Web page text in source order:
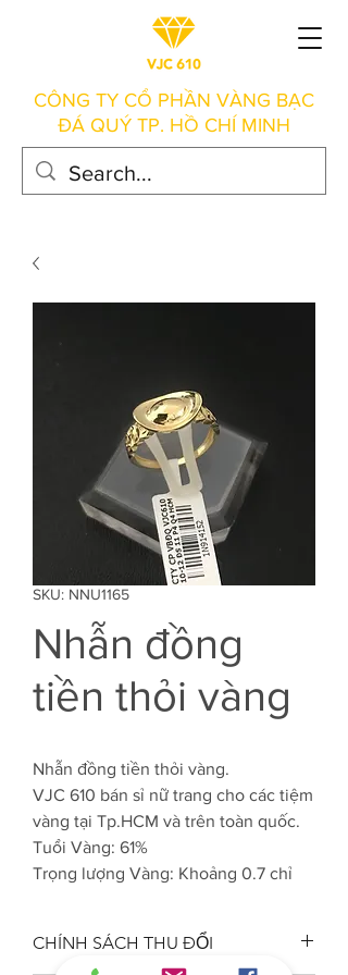
CÔNG TY CỔ PHẦN VÀNG BẠC
ĐÁ QUÝ TP. HỒ CHÍ MINH
SKU: NNU1165
Nhẫn đồng
tiền thỏi vàng
Nhẫn đồng tiền thỏi vàng.
VJC 610 bán sỉ nữ trang cho các tiệm
vàng tại Tp.HCM và trên toàn quốc.
Tuổi Vàng: 61%
Trọng lượng Vàng: Khoảng 0.7 chỉ
CHÍNH SÁCH THU ĐỔI